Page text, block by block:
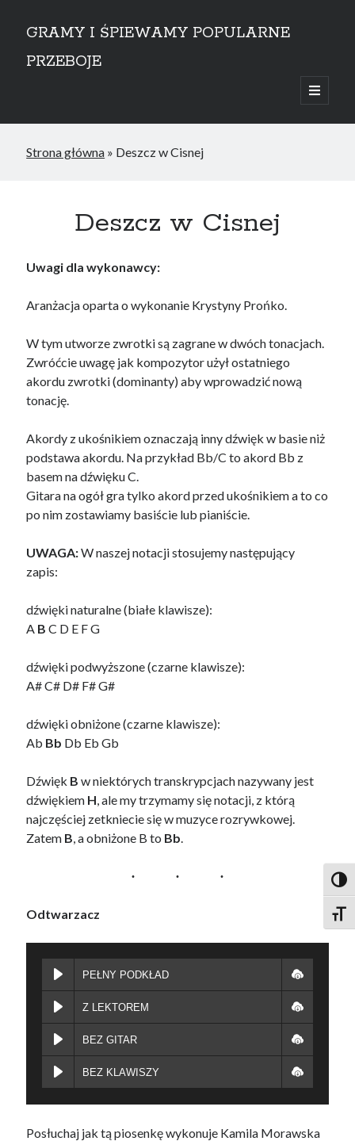
GRAMY I ŚPIEWAMY POPULARNE
PRZEBOJE
open
primary
Sidebar
Strona główna » Deszcz w Cisnej
Deszcz w Cisnej
Uwagi dla wykonawcy:
Aranżacja oparta o wykonanie Krystyny Prońko.
W tym utworze zwrotki są zagrane w dwóch tonacjach.
Zwróćcie uwagę jak kompozytor użył ostatniego
akordu zwrotki (dominanty) aby wprowadzić nową
tonację.
Akordy z ukośnikiem oznaczają inny dźwięk w basie niż
podstawa akordu. Na przykład Bb/C to akord Bb z
basem na dźwięku C.
Gitara na ogół gra tylko akord przed ukośnikiem a to co
po nim zostawiamy basiście lub pianiście.
UWAGA:W naszej notacji stosujemy następujący
zapis:
dźwięki naturalne (białe klawisze):
A B C D E F G
dźwięki podwyższone (czarne klawisze):
A# C# D# F# G#
dźwięki obniżone (czarne klawisze):
Ab Bb Db Eb Gb
Dźwięk B w niektórych transkrypcjach nazywany jest
dźwiękiem H, ale my trzymamy się notacji, z którą
najczęściej zetkniecie się w muzyce rozrywkowej.
Zatem B, a obniżone B to Bb.
Odtwarzacz
PEŁNY PODKŁAD
Z LEKTOREM
BEZ GITAR
BEZ KLAWISZY
Posłuchaj jak tą piosenkę wykonuje Kamila Morawska